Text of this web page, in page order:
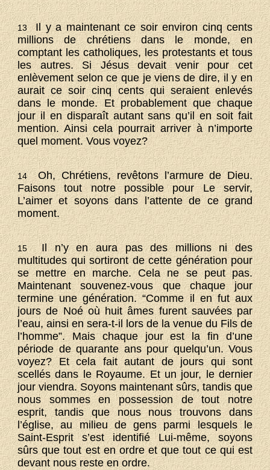
13Il y a maintenant ce soir environ cinq cents
millions de chrétiens dans le monde, en
comptant les catholiques, les protestants et tous
les autres. Si Jésus devait venir pour cet
enlèvement selon ce que je viens de dire, il y en
aurait ce soir cinq cents qui seraient enlevés
dans le monde. Et probablement que chaque
jour il en disparaît autant sans qu’il en soit fait
mention. Ainsi cela pourrait arriver à n’importe
quel moment. Vous voyez?
14Oh, Chrétiens, revêtons l’armure de Dieu.
Faisons tout notre possible pour Le servir,
L’aimer et soyons dans l’attente de ce grand
moment.
15Il n’y en aura pas des millions ni des
multitudes qui sortiront de cette génération pour
se mettre en marche. Cela ne se peut pas.
Maintenant souvenez-vous que chaque jour
termine une génération. “Comme il en fut aux
jours de Noé où huit âmes furent sauvées par
l’eau, ainsi en sera-t-il lors de la venue du Fils de
l’homme”. Mais chaque jour est la fin d’une
période de quarante ans pour quelqu’un. Vous
voyez? Et cela fait autant de jours qui sont
scellés dans le Royaume. Et un jour, le dernier
jour viendra. Soyons maintenant sûrs, tandis que
nous sommes en possession de tout notre
esprit, tandis que nous nous trouvons dans
l’église, au milieu de gens parmi lesquels le
Saint-Esprit s’est identifié Lui-même, soyons
sûrs que tout est en ordre et que tout ce qui est
devant nous reste en ordre.